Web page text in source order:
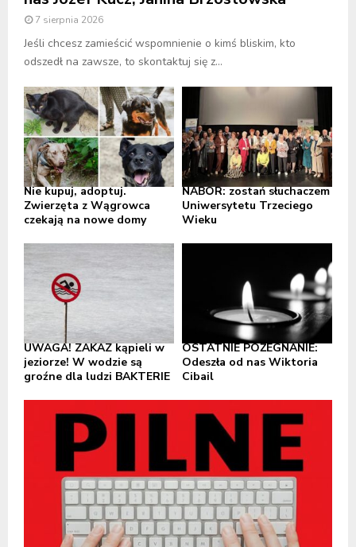
7 sierpnia 2026
Jeśli chcesz zamieścić wspomnienie o kimś bliskim, kto
odszedł na zawsze, to skontaktuj się z...
Nie kupuj, adoptuj.
Zwierzęta z Wągrowca
czekają na nowe domy
NABÓR: zostań słuchaczem
Uniwersytetu Trzeciego
Wieku
UWAGA! ZAKAZ kąpieli w
jeziorze! W wodzie są
groźne dla ludzi BAKTERIE
OSTATNIE POŻEGNANIE:
Odeszła od nas Wiktoria
Cibail